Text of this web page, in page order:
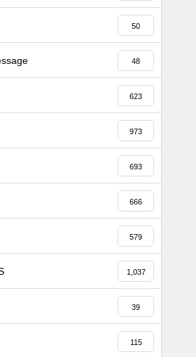
50
48
623
973
693
666
579
1,037
39
115